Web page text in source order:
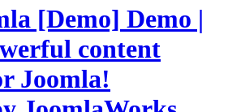
[Demo] Demo |
content
Joomla!